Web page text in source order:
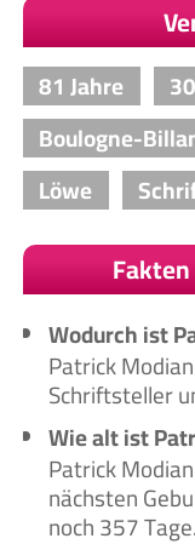
81 Jahre
Boulogne-
Löwe
Wodurch ist
Patrick
Schriftsteller
Wie alt ist
Patrick
nächsten
noch 357 Tage.